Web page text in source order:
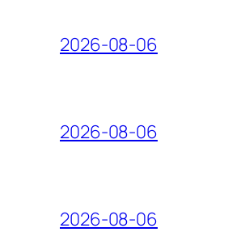
2026-08-06
2026-08-06
2026-08-06